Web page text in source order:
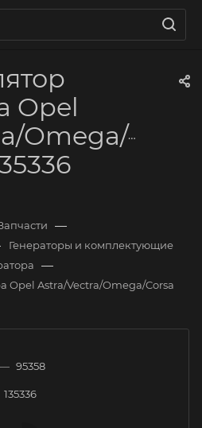
Opel
Omega/Corsa
—
Генераторы и комплектующие
—
Opel Astra/Vectra/Omega/Corsa
— 95358
135336